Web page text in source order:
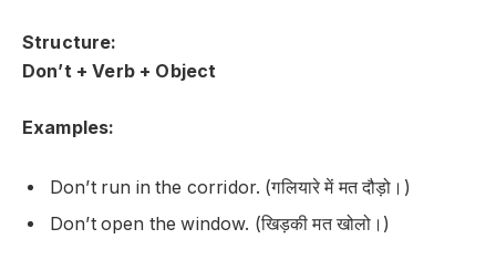
Structure:
Don’t + Verb + Object
Examples:
Don’t run in the corridor. (गलियारे में मत दौड़ो।)
Don’t open the window. (खिड़की मत खोलो।)